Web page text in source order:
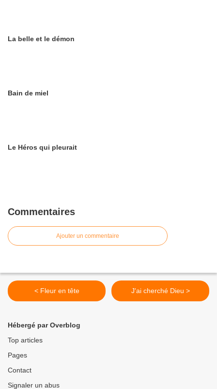
La belle et le démon
Bain de miel
Le Héros qui pleurait
Commentaires
Ajouter un commentaire
< Fleur en tête J'ai cherché Dieu >
Hébergé par Overblog
Top articles
Pages
Contact
Signaler un abus